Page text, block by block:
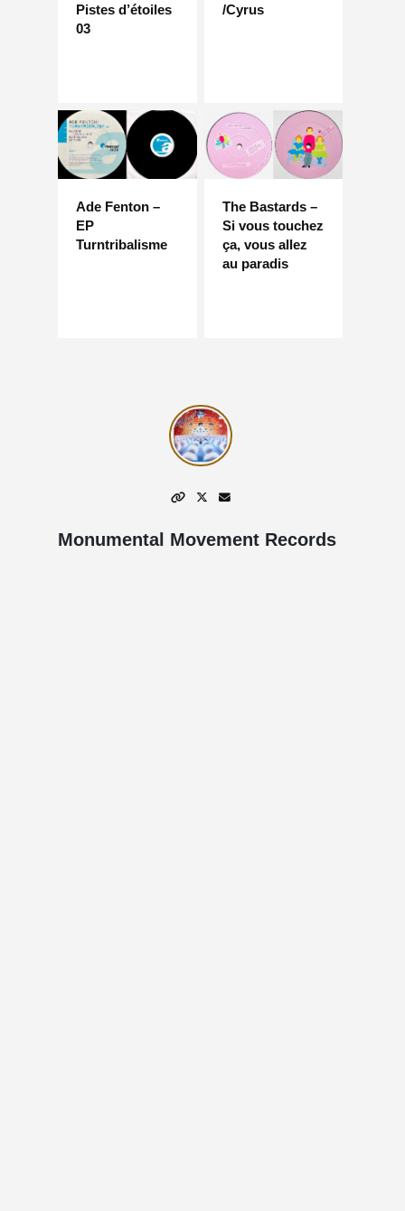
Pistes d’étoiles
03
/Cyrus
Ade Fenton –
EP
Turntribalisme
The Bastards –
Si vous touchez
ça, vous allez
au paradis
Monumental Movement Records